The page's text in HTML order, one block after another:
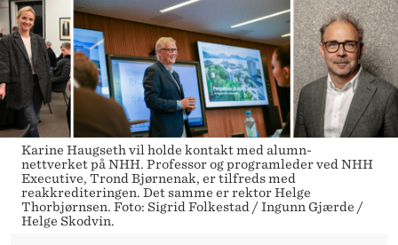
I
T
E
T
Karine Haugseth vil holde kontakt med alumn-
nettverket på NHH. Professor og programleder ved NHH
Executive, Trond Bjørnenak, er tilfreds med
reakkrediteringen. Det samme er rektor Helge
Thorbjørnsen. Foto: Sigrid Folkestad / Ingunn Gjærde /
Helge Skodvin.